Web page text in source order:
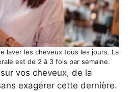
laver les cheveux tous les jours. La
est de 2 à 3 fois par semaine.
vos cheveux, de la
exagérer cette dernière.